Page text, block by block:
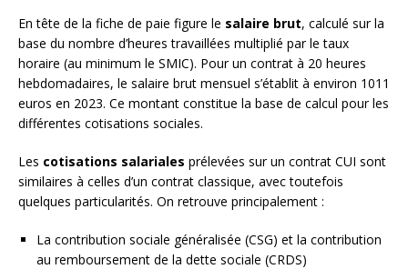
En tête de la fiche de paie figure le salaire brut, calculé sur la
base du nombre d’heures travaillées multiplié par le taux
horaire (au minimum le SMIC). Pour un contrat à 20 heures
hebdomadaires, le salaire brut mensuel s’établit à environ 1011
euros en 2023. Ce montant constitue la base de calcul pour les
différentes cotisations sociales.
Les cotisations salariales prélevées sur un contrat CUI sont
similaires à celles d’un contrat classique, avec toutefois
quelques particularités. On retrouve principalement :
La contribution sociale généralisée (CSG) et la contribution
au remboursement de la dette sociale (CRDS)